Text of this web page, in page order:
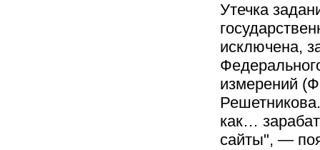
Утечка
исключена,
измерений
как…
сайты", —